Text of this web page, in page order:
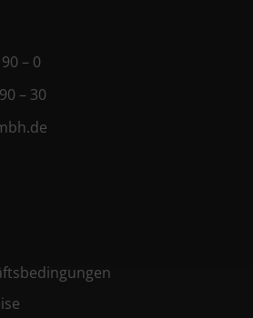
– 0
– 30